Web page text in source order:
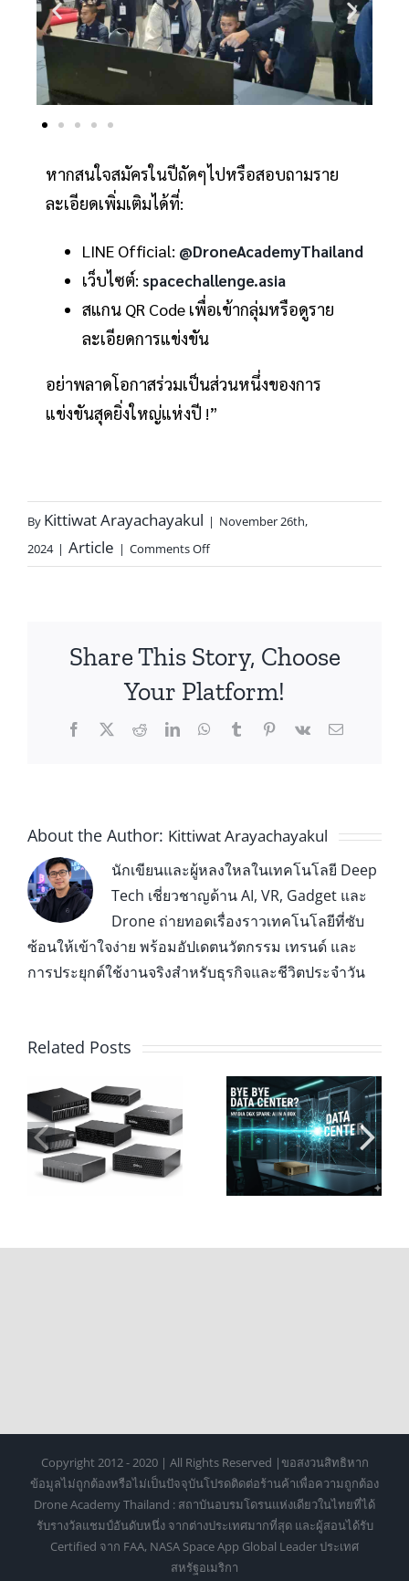
หากสนใจสมัครในปีถัดๆไปหรือสอบถามราย
ละเอียดเพิ่มเติมได้ที่:
LINE Official: @DroneAcademyThailand
เว็บไซต์: spacechallenge.asia
สแกน QR Code เพื่อเข้ากลุ่มหรือดูราย
ละเอียดการแข่งขัน
อย่าพลาดโอกาสร่วมเป็นส่วนหนึ่งของการ
แข่งขันสุดยิ่งใหญ่แห่งปี !”
By Kittiwat Arayachayakul | November 26th,
2024 | Article | Comments Off
Share This Story, Choose
Your Platform!
About the Author: Kittiwat Arayachayakul
นักเขียนและผู้หลงใหลในเทคโนโลยี Deep
Tech เชี่ยวชาญด้าน AI, VR, Gadget และ
Drone ถ่ายทอดเรื่องราวเทคโนโลยีที่ซับ
ซ้อนให้เข้าใจง่าย พร้อมอัปเดตนวัตกรรม เทรนด์ และ
การประยุกต์ใช้งานจริงสำหรับธุรกิจและชีวิตประจำวัน
Related Posts
NVIDIA DGX
Spark ปฏิวัติพลัง
Data Center วาง
นี่คือหน้าตาของ
“อนาคต”: สัมผัส
พลัง AI ที่แท้จริง
เมื่อ DGX Spark
เปลี่ยนโต๊ะทำงาน
Copyright 2012 - 2020 | All Rights Reserved |ขอสงวนสิทธิหาก
ข้อมูลไม่ถูกต้องหรือไม่เป็นปัจจุบันโปรดติดต่อร้านค้าเพื่อความถูกต้อง
Drone Academy Thailand : สถาบันอบรมโดรนแห่งเดียวในไทยที่ได้
รับรางวัลแชมป์อันดับหนึ่ง จากต่างประเทศมากที่สุด และผู้สอนได้รับ
Certified จาก FAA, NASA Space App Global Leader ประเทศ
สหรัฐอเมริกา